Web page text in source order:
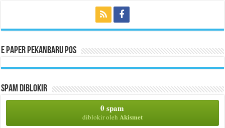
E Paper Pekanbaru Pos
Spam Diblokir
0 spam
diblokir oleh Akismet